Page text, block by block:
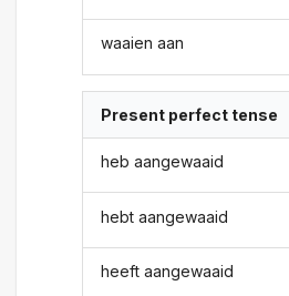
waaien aan
Present perfect tense
heb aangewaaid
hebt aangewaaid
heeft aangewaaid